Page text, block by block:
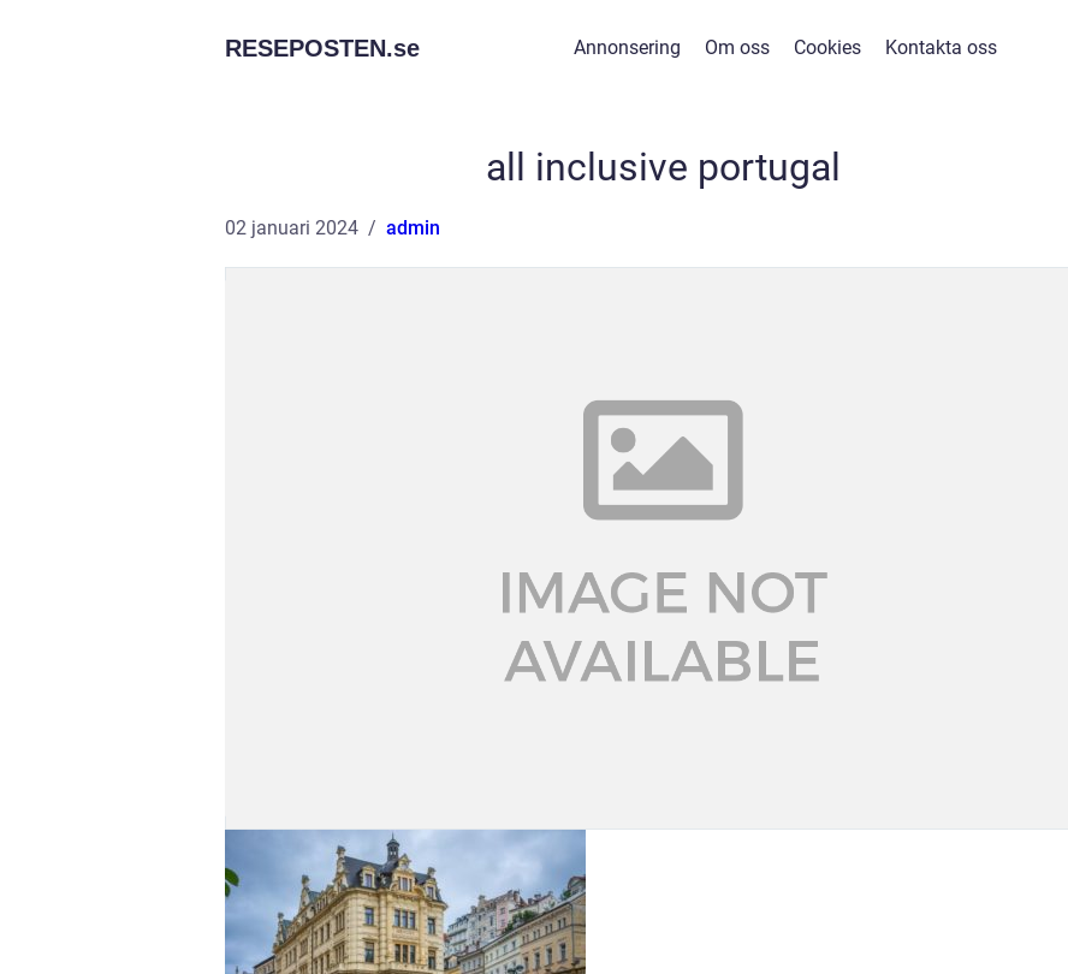
RESEPOSTEN.se Annonsering Om oss Cookies Kontakta oss
all inclusive portugal
02 januari 2024 admin